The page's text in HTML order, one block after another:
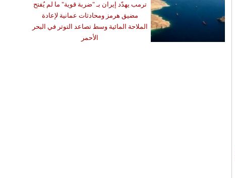
ترمب يهدّد إيران بـ "ضربة قوية" ما لم يُفتح
مضيق هرمز ومحادثات عمانية لإعادة
الملاحة المائية وسط تصاعد التوتر في البحر
الأحمر